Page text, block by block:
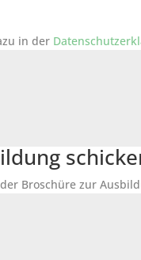
in der
Broschüre zur